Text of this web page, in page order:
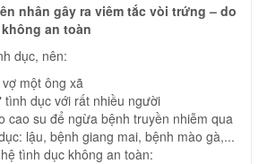
nhân gây ra viêm tắc vòi trứng – do
an toàn
dục, nên:
một ông xã
tình dục với rất nhiều người
cao su để ngừa bệnh truyền nhiễm qua
lậu, bệnh giang mai, bệnh mào gà,...
tình dục không an toàn: